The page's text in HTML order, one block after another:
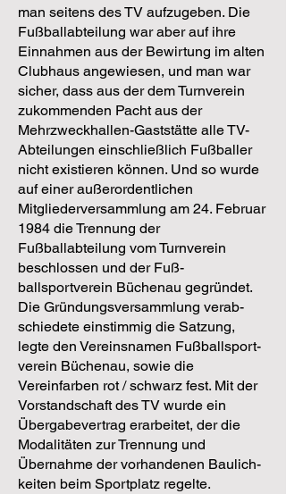
man seitens des TV aufzugeben. Die
Fußballabtei­lung war aber auf ihre
Einnahmen aus der Bewirtung im alten
Clubhaus angewiesen, und man war
sicher, dass aus der dem Turnverein
zukommen­den Pacht aus der
Mehrzweckhallen-Gaststätte alle TV-
Abteilungen ein­schließlich Fußballer
nicht existieren können. Und so wurde
auf einer au­ßerordentlichen
Mitgliederversammlung am 24. Februar
1984 die Tren­nung der
Fußballabteilung vom Turnverein
beschlossen und der Fuß­
ballsportverein Büchenau gegründet.
Die Gründungsversammlung verab­
schiedete einstimmig die Satzung,
legte den Vereinsnamen Fußballsport­
verein Büchenau, sowie die
Vereinfarben rot / schwarz fest. Mit der
Vorstandschaft des TV wurde ein
Übergabevertrag erarbeitet, der die
Modalitäten zur Trennung und
Übernahme der vorhandenen Baulich­
keiten beim Sportplatz regelte.